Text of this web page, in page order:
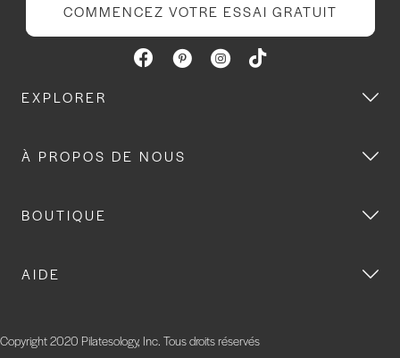
COMMENCEZ VOTRE ESSAI GRATUIT
EXPLORER
À PROPOS DE NOUS
BOUTIQUE
AIDE
Copyright 2020 Pilatesology, Inc. Tous droits réservés